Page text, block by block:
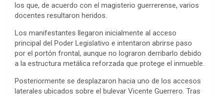
los que, de acuerdo con el magisterio guerrerense, varios
docentes resultaron heridos.
Los manifestantes llegaron inicialmente al acceso
principal del Poder Legislativo e intentaron abrirse paso
por el portón frontal, aunque no lograron derribarlo debido
a la estructura metálica reforzada que protege el inmueble.
Posteriormente se desplazaron hacia uno de los accesos
laterales ubicados sobre el bulevar Vicente Guerrero. Tras